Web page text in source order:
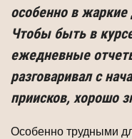
особенно в
Чтобы быть в
ежедневные
разговаривал с
приисков, хорошо
Особенно трудными